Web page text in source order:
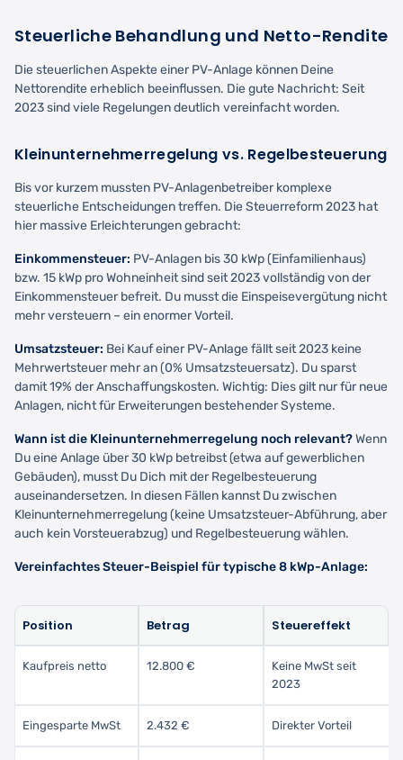
Steuerliche Behandlung und Netto-Rendite
Die steuerlichen Aspekte einer PV-Anlage können Deine
Nettorendite erheblich beeinflussen. Die gute Nachricht: Seit
2023 sind viele Regelungen deutlich vereinfacht worden.
Kleinunternehmerregelung vs. Regelbesteuerung
Bis vor kurzem mussten PV-Anlagenbetreiber komplexe
steuerliche Entscheidungen treffen. Die Steuerreform 2023 hat
hier massive Erleichterungen gebracht:
Einkommensteuer: PV-Anlagen bis 30 kWp (Einfamilienhaus)
bzw. 15 kWp pro Wohneinheit sind seit 2023 vollständig von der
Einkommensteuer befreit. Du musst die Einspeisevergütung nicht
mehr versteuern – ein enormer Vorteil.
Umsatzsteuer: Bei Kauf einer PV-Anlage fällt seit 2023 keine
Mehrwertsteuer mehr an (0% Umsatzsteuersatz). Du sparst
damit 19% der Anschaffungskosten. Wichtig: Dies gilt nur für neue
Anlagen, nicht für Erweiterungen bestehender Systeme.
Wann ist die Kleinunternehmerregelung noch relevant?Wenn
Du eine Anlage über 30 kWp betreibst (etwa auf gewerblichen
Gebäuden), musst Du Dich mit der Regelbesteuerung
auseinandersetzen. In diesen Fällen kannst Du zwischen
Kleinunternehmerregelung (keine Umsatzsteuer-Abführung, aber
auch kein Vorsteuerabzug) und Regelbesteuerung wählen.
Vereinfachtes Steuer-Beispiel für typische 8 kWp-Anlage:
Position Betrag Steuereffekt
Kaufpreis netto 12.800 €
Keine MwSt seit
2023
Eingesparte MwSt 2.432 € Direkter Vorteil